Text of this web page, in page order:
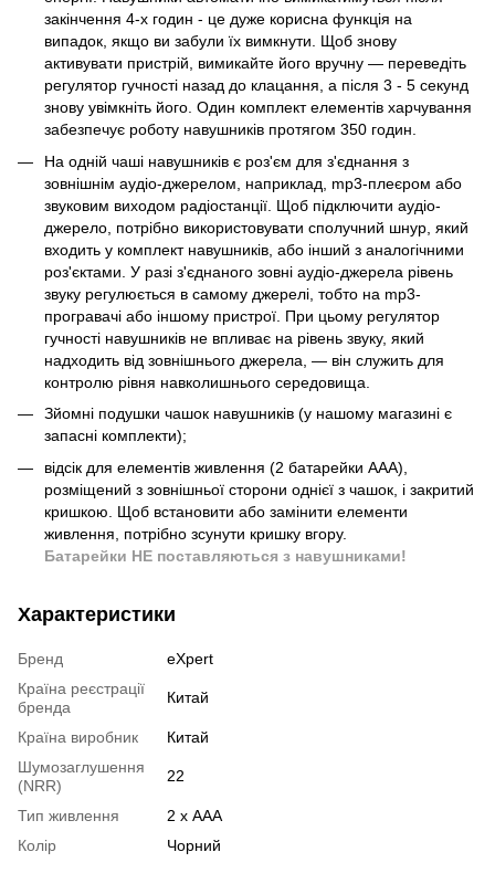
закінчення 4-х годин - це дуже корисна функція на
випадок, якщо ви забули їх вимкнути. Щоб знову
активувати пристрій, вимикайте його вручну — переведіть
регулятор гучності назад до клацання, а після 3 - 5 секунд
знову увімкніть його. Один комплект елементів харчування
забезпечує роботу навушників протягом 350 годин.
На одній чаші навушників є роз'єм для з'єднання з
зовнішнім аудіо-джерелом, наприклад, mp3-плеєром або
звуковим виходом радіостанції. Щоб підключити аудіо-
джерело, потрібно використовувати сполучний шнур, який
входить у комплект навушників, або інший з аналогічними
роз'єктами. У разі з'єднаного зовні аудіо-джерела рівень
звуку регулюється в самому джерелі, тобто на mp3-
програвачі або іншому пристрої. При цьому регулятор
гучності навушників не впливає на рівень звуку, який
надходить від зовнішнього джерела, — він служить для
контролю рівня навколишнього середовища.
Зйомні подушки чашок навушників (у нашому магазині є
запасні комплекти);
відсік для елементів живлення (2 батарейки AAA),
розміщений з зовнішньої сторони однієї з чашок, і закритий
кришкою. Щоб встановити або замінити елементи
живлення, потрібно зсунути кришку вгору.
Батарейки НЕ поставляються з навушниками!
Характеристики
Бренд
eXpert
Країна реєстрації
бренда
Китай
Країна виробник
Китай
Шумозаглушення
(NRR)
22
Тип живлення
2 х AAA
Колір
Чорний